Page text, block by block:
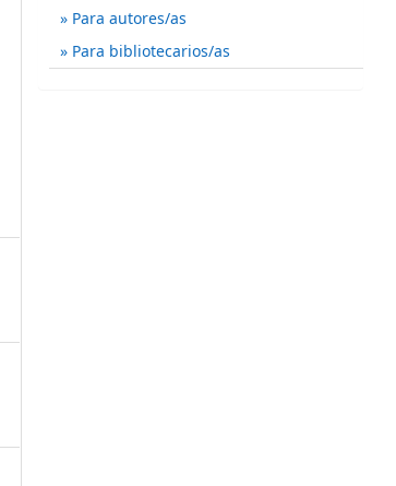
Para autores/as
Para bibliotecarios/as